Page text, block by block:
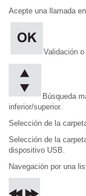
Acepte una llamada
Validación
Búsqueda
inferior/superior.
Selección de la
Selección de la
dispositivo USB.
Navegación por una